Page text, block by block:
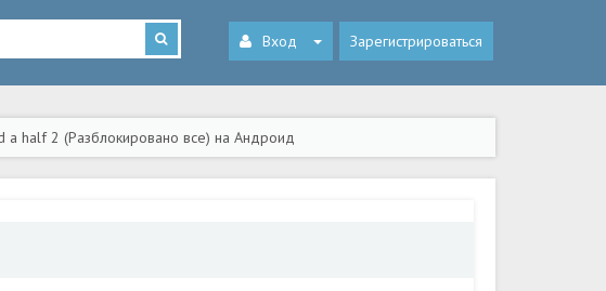
Вход Зарегистрироваться
a half 2 (Разблокировано все) на Андроид